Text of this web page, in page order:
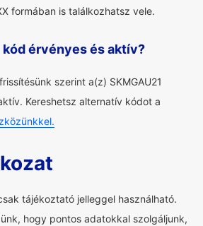
formában is találkozhatsz vele.
kód érvényes és aktív?
szerint a(z) SKMGAU21
Kereshetsz alternatív kódot a
tájékoztató jelleggel használható.
hogy pontos adatokkal szolgáljunk,